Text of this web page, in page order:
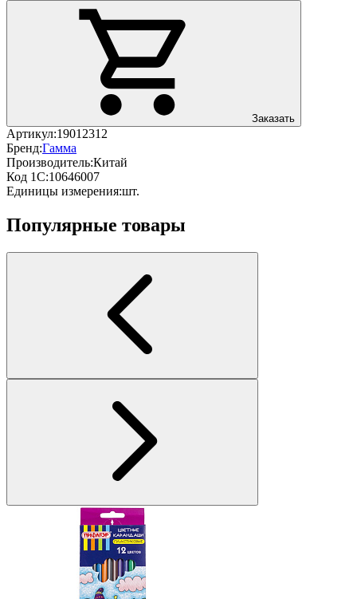
Заказать
Артикул:19012312
Бренд:Гамма
Производитель:Китай
Код 1С:10646007
Единицы измерения:шт.
Популярные товары